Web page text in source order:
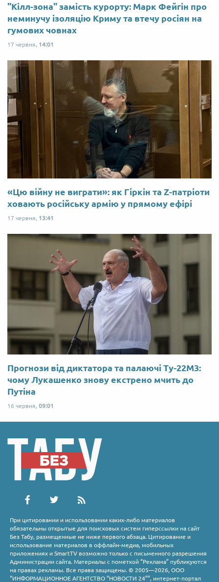
"Кілл-зона" замість курорту: Марк Фейгін про
неминучу ізоляцію Криму та втечу росіян на
гумових човнах
17 червня, 14:01
«Цю війну не виграти»: як Гіркін та Z-патріоти
ховають російську армію у прямому ефірі
17 червня, 13:41
Прогнози від диктатора та палаючі Ту-22М3:
чому Лукашенко знову екстрено мчить до
Путіна
16 червня, 09:01
При цитировании и использовании каких-либо материалов
обязательны открытые для поисковых систем гиперссылки на сайт
Без Табу, размещенные не ниже первого абзаца. Цитирование и
использование материалов в оффлайн-медиа, мобильных
приложениях и SmartTV возможно только с письменного разрешения
Администрации сайта. Материалы с пометкой “Реклама” публикуются
на правах рекламы. Все права защищены. © 2005—2026, ООО
“ИНФОРМАЦИОННОЕ АГЕНТСТВО “НОВОСТИ 24””, интернет-портал